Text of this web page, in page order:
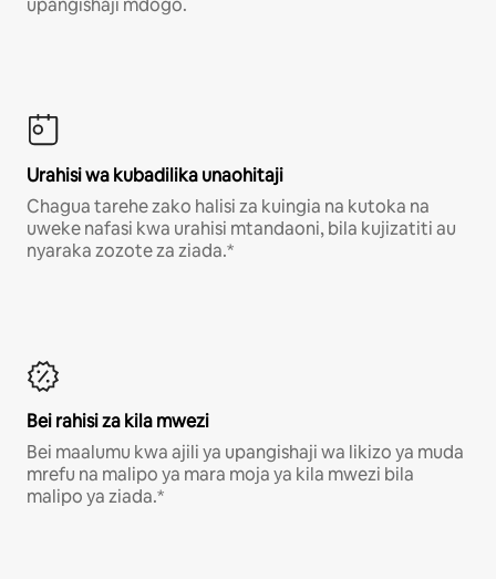
Urahisi wa kubadilika unaohitaji
Chagua tarehe zako halisi za kuingia na kutoka na
uweke nafasi kwa urahisi mtandaoni, bila kujizatiti au
nyaraka zozote za ziada.*
Bei rahisi za kila mwezi
Bei maalumu kwa ajili ya upangishaji wa likizo ya muda
mrefu na malipo ya mara moja ya kila mwezi bila
malipo ya ziada.*